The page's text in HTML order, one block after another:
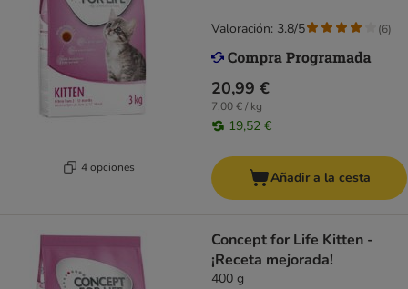
4 opciones
20,99 €
7,00 € / kg
19,52 €
Valoración: 3.8/5 (6)
Añadir a la cesta
Concept for Life Kitten -
¡Receta mejorada!
400 g